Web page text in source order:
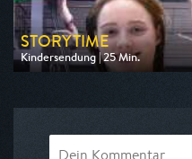
STORY TIME
Kindersendung | 25 Min.
Ausgestrahlt von KiKA